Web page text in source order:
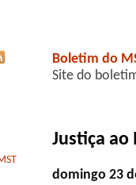
Boletim do
Site do
Justiça ao
domingo 23